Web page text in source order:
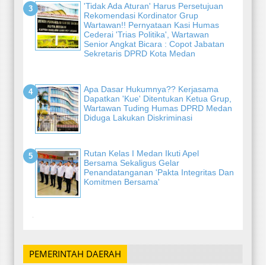
'Tidak Ada Aturan' Harus Persetujuan
Rekomendasi Kordinator Grup
Wartawan!! Pernyataan Kasi Humas
Cederai 'Trias Politika', Wartawan
Senior Angkat Bicara : Copot Jabatan
Sekretaris DPRD Kota Medan
Apa Dasar Hukumnya?? Kerjasama
Dapatkan 'Kue' Ditentukan Ketua Grup,
Wartawan Tuding Humas DPRD Medan
Diduga Lakukan Diskriminasi
Rutan Kelas I Medan Ikuti Apel
Bersama Sekaligus Gelar
Penandatanganan 'Pakta Integritas Dan
Komitmen Bersama'
-
PEMERINTAH DAERAH